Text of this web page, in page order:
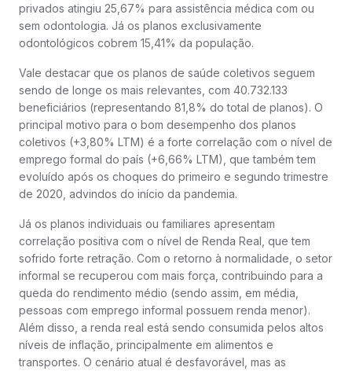
privados atingiu 25,67% para assistência médica com ou
sem odontologia. Já os planos exclusivamente
odontológicos cobrem 15,41% da população.
Vale destacar que os planos de saúde coletivos seguem
sendo de longe os mais relevantes, com 40.732.133
beneficiários (representando 81,8% do total de planos). O
principal motivo para o bom desempenho dos planos
coletivos (+3,80% LTM) é a forte correlação com o nível de
emprego formal do país (+6,66% LTM), que também tem
evoluído após os choques do primeiro e segundo trimestre
de 2020, advindos do início da pandemia.
Já os planos individuais ou familiares apresentam
correlação positiva com o nível de Renda Real, que tem
sofrido forte retração. Com o retorno à normalidade, o setor
informal se recuperou com mais força, contribuindo para a
queda do rendimento médio (sendo assim, em média,
pessoas com emprego informal possuem renda menor).
Além disso, a renda real está sendo consumida pelos altos
níveis de inflação, principalmente em alimentos e
transportes. O cenário atual é desfavorável, mas as